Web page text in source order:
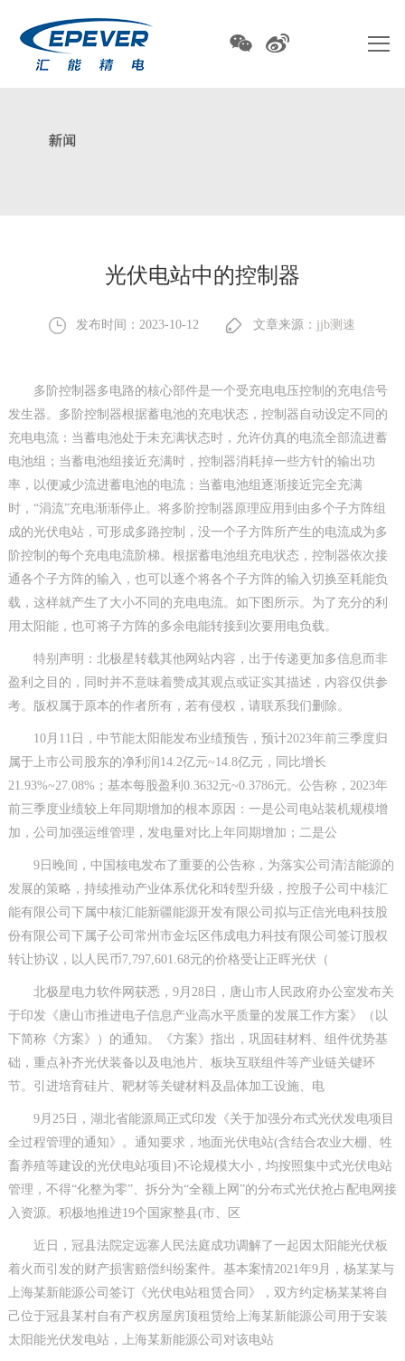
光伏电站中的控制器
发布时间：2023-10-12 文章来源： jjb测速
多阶控制器多电路的核心部件是一个受充电电压控制的充电信号
发生器。多阶控制器根据蓄电池的充电状态，控制器自动设定不同的
充电电流：当蓄电池处于未充满状态时，允许仿真的电流全部流进蓄
电池组；当蓄电池组接近充满时，控制器消耗掉一些方针的输出功
率，以便减少流进蓄电池的电流；当蓄电池组逐渐接近完全充满
时，“涓流”充电渐渐停止。将多阶控制器原理应用到由多个子方阵组
成的光伏电站，可形成多路控制，没一个子方阵所产生的电流成为多
阶控制的每个充电电流阶梯。根据蓄电池组充电状态，控制器依次接
通各个子方阵的输入，也可以逐个将各个子方阵的输入切换至耗能负
载，这样就产生了大小不同的充电电流。如下图所示。为了充分的利
用太阳能，也可将子方阵的多余电能转接到次要用电负载。
特别声明：北极星转载其他网站内容，出于传递更加多信息而非
盈利之目的，同时并不意味着赞成其观点或证实其描述，内容仅供参
考。版权属于原本的作者所有，若有侵权，请联系我们删除。
10月11日，中节能太阳能发布业绩预告，预计2023年前三季度归
属于上市公司股东的净利润14.2亿元~14.8亿元，同比增长
21.93%~27.08%；基本每股盈利0.3632元~0.3786元。公告称，2023年
前三季度业绩较上年同期增加的根本原因：一是公司电站装机规模增
加，公司加强运维管理，发电量对比上年同期增加；二是公
9日晚间，中国核电发布了重要的公告称，为落实公司清洁能源的
发展的策略，持续推动产业体系优化和转型升级，控股子公司中核汇
能有限公司下属中核汇能新疆能源开发有限公司拟与正信光电科技股
份有限公司下属子公司常州市金坛区伟成电力科技有限公司签订股权
转让协议，以人民币7,797,601.68元的价格受让正晖光伏（
北极星电力软件网获悉，9月28日，唐山市人民政府办公室发布关
于印发《唐山市推进电子信息产业高水平质量的发展工作方案》（以
下简称《方案》）的通知。《方案》指出，巩固硅材料、组件优势基
础，重点补齐光伏装备以及电池片、板块互联组件等产业链关键环
节。引进培育硅片、靶材等关键材料及晶体加工设施、电
9月25日，湖北省能源局正式印发《关于加强分布式光伏发电项目
全过程管理的通知》。通知要求，地面光伏电站(含结合农业大棚、牲
畜养殖等建设的光伏电站项目)不论规模大小，均按照集中式光伏电站
管理，不得“化整为零”、拆分为“全额上网”的分布式光伏抢占配电网接
入资源。积极地推进19个国家整县(市、区
近日，冠县法院定远寨人民法庭成功调解了一起因太阳能光伏板
着火而引发的财产损害赔偿纠纷案件。基本案情2021年9月，杨某某与
上海某新能源公司签订《光伏电站租赁合同》，双方约定杨某某将自
己位于冠县某村自有产权房屋房顶租赁给上海某新能源公司用于安装
太阳能光伏发电站，上海某新能源公司对该电站